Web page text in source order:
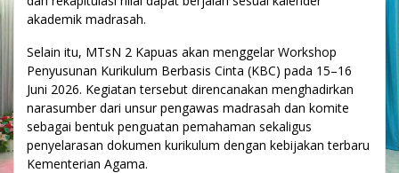
akademik madrasah.
Selain itu, MTsN 2 Kapuas akan menggelar Workshop
Penyusunan Kurikulum Berbasis Cinta (KBC) pada 15–16
Juni 2026. Kegiatan tersebut direncanakan menghadirkan
narasumber dari unsur pengawas madrasah dan komite
sebagai bentuk penguatan pemahaman sekaligus
penyelarasan dokumen kurikulum dengan kebijakan terbaru
Kementerian Agama.